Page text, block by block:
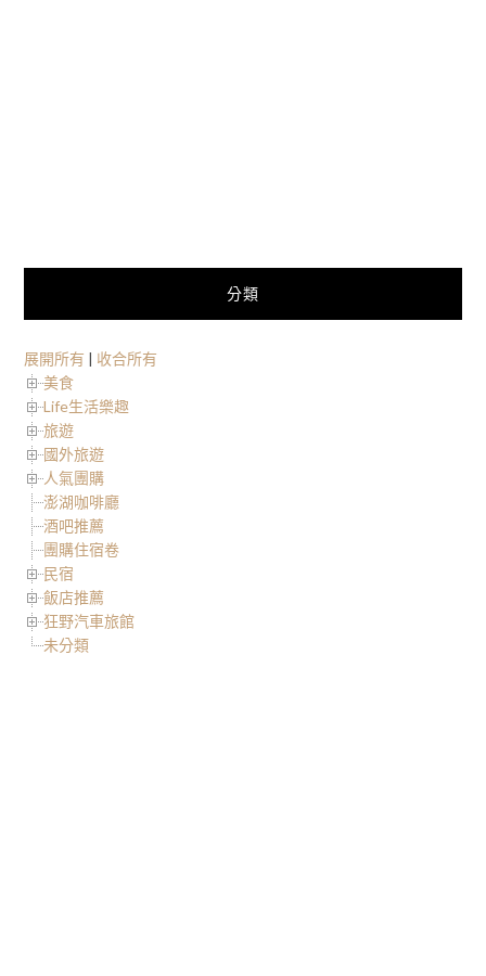
分類
展開所有 | 收合所有
美食
Life生活樂趣
旅遊
國外旅遊
人氣團購
澎湖咖啡廳
酒吧推薦
團購住宿卷
民宿
飯店推薦
狂野汽車旅館
未分類